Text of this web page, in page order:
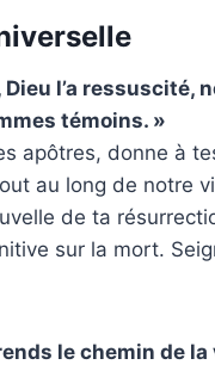
Dieu l’a ressuscité,
témoins. »
apôtres, donne à
au long de notre
de ta
sur la mort.
le chemin de la